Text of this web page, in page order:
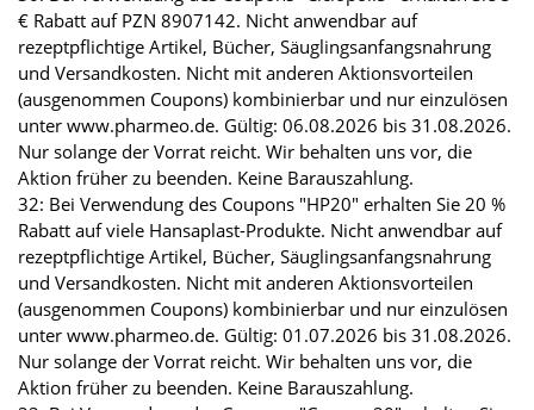
€ Rabatt auf PZN 8907142. Nicht anwendbar auf
rezeptpflichtige Artikel, Bücher, Säuglingsanfangsnahrung
und Versandkosten. Nicht mit anderen Aktionsvorteilen
(ausgenommen Coupons) kombinierbar und nur einzulösen
unter www.pharmeo.de. Gültig: 06.08.2026 bis 31.08.2026.
Nur solange der Vorrat reicht. Wir behalten uns vor, die
Aktion früher zu beenden. Keine Barauszahlung.
32: Bei Verwendung des Coupons "HP20" erhalten Sie 20 %
Rabatt auf viele Hansaplast-Produkte. Nicht anwendbar auf
rezeptpflichtige Artikel, Bücher, Säuglingsanfangsnahrung
und Versandkosten. Nicht mit anderen Aktionsvorteilen
(ausgenommen Coupons) kombinierbar und nur einzulösen
unter www.pharmeo.de. Gültig: 01.07.2026 bis 31.08.2026.
Nur solange der Vorrat reicht. Wir behalten uns vor, die
Aktion früher zu beenden. Keine Barauszahlung.